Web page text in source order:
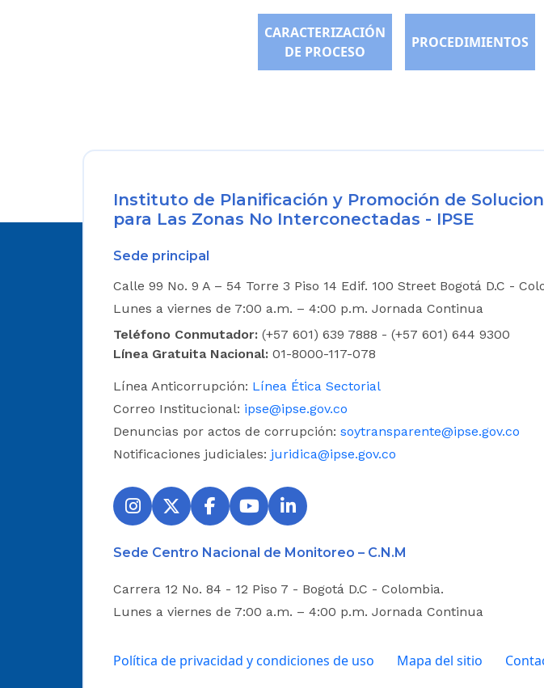
CARACTERIZACIÓN
DE PROCESO
PROCEDIMIENTOS
Instituto de Planificación y Promoción de
para Las Zonas No Interconectadas - IPSE
Sede principal
Calle 99 No. 9 A – 54 Torre 3 Piso 14 Edif. 100 Street Bogotá D.C -
Lunes a viernes de 7:00 a.m. – 4:00 p.m. Jornada Continua
Teléfono Conmutador: (+57 601) 639 7888 - (+57 601) 644 9300
Línea Gratuita Nacional: 01-8000-117-078
Línea Anticorrupción: Línea Ética Sectorial
Correo Institucional: ipse@ipse.gov.co
Denuncias por actos de corrupción: soytransparente@ipse.gov.co
Notificaciones judiciales: juridica@ipse.gov.co
Sede Centro Nacional de Monitoreo – C.N.M
Carrera 12 No. 84 - 12 Piso 7 - Bogotá D.C - Colombia.
Lunes a viernes de 7:00 a.m. – 4:00 p.m. Jornada Continua
Política de privacidad y condiciones de uso Mapa del sitio